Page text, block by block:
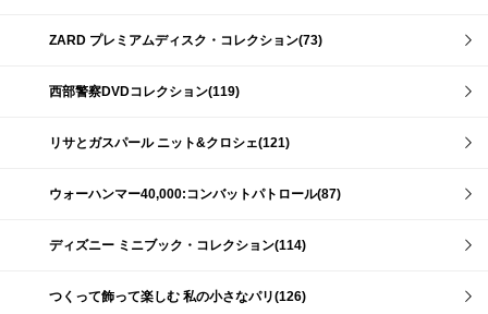
ZARD プレミアムディスク・コレクション(73)
西部警察DVDコレクション(119)
リサとガスパール ニット&クロシェ(121)
ウォーハンマー40,000:コンバットパトロール(87)
ディズニー ミニブック・コレクション(114)
つくって飾って楽しむ 私の小さなパリ(126)